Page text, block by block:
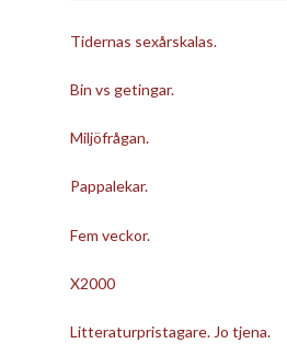
Tidernas sexårskalas.
Bin vs getingar.
Miljöfrågan.
Pappalekar.
Fem veckor.
X2000
Litteraturpristagare. Jo tjena.